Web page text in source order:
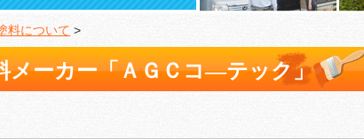
料について >
メーカー「ＡＧＣコ―テック」